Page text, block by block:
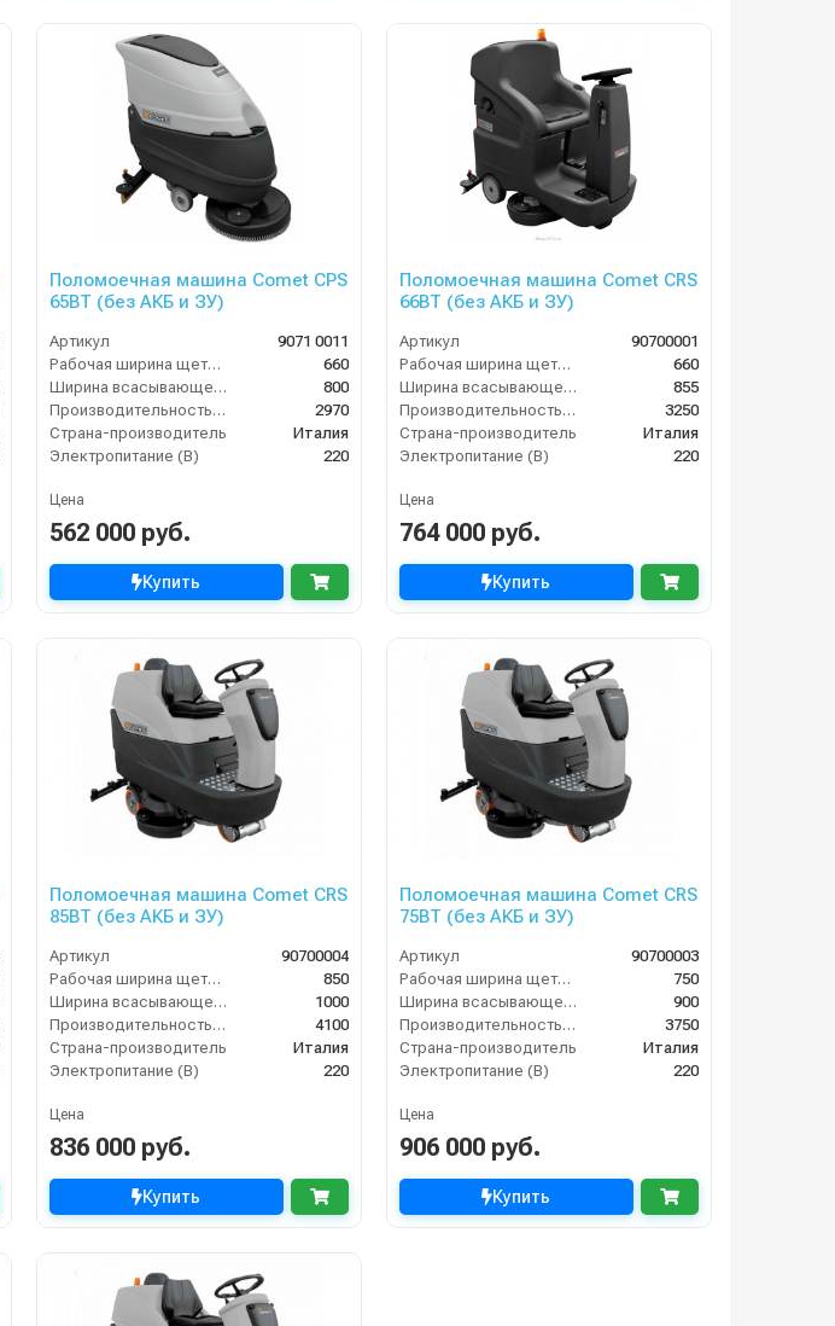
Поломоечная машина Comet CPS
65BT (без АКБ и ЗУ)
Артикул
9071 0011
Рабочая ширина щеток (мм)
660
Ширина всасывающей балки (мм)
800
Производительность по площади (м2/ч)
2970
Страна-производитель
Италия
Электропитание (В)
220
Цена
562 000 руб.
Купить
Поломоечная машина Comet CRS
66BT (без АКБ и ЗУ)
Артикул
90700001
Рабочая ширина щеток (мм)
660
Ширина всасывающей балки (мм)
855
Производительность по площади (м2/ч)
3250
Страна-производитель
Италия
Электропитание (В)
220
Цена
764 000 руб.
Купить
Поломоечная машина Comet CRS
85BT (без АКБ и ЗУ)
Артикул
90700004
Рабочая ширина щеток (мм)
850
Ширина всасывающей балки (мм)
1000
Производительность по площади (м2/ч)
4100
Страна-производитель
Италия
Электропитание (В)
220
Цена
836 000 руб.
Купить
Поломоечная машина Comet CRS
75BT (без АКБ и ЗУ)
Артикул
90700003
Рабочая ширина щеток (мм)
750
Ширина всасывающей балки (мм)
900
Производительность по площади (м2/ч)
3750
Страна-производитель
Италия
Электропитание (В)
220
Цена
906 000 руб.
Купить